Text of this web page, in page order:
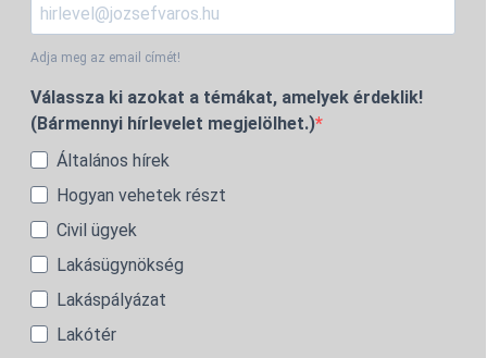
Adja meg az email címét!
Válassza ki azokat a témákat, amelyek érdeklik!
(Bármennyi hírlevelet megjelölhet.)
Általános hírek
Hogyan vehetek részt
Civil ügyek
Lakásügynökség
Lakáspályázat
Lakótér